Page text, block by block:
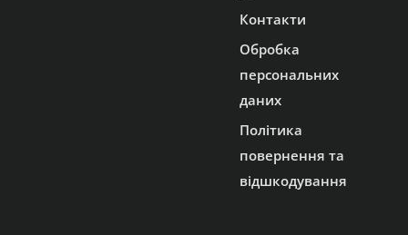
Контакти
Обробка
персональних
даних
Політика
повернення та
відшкодування